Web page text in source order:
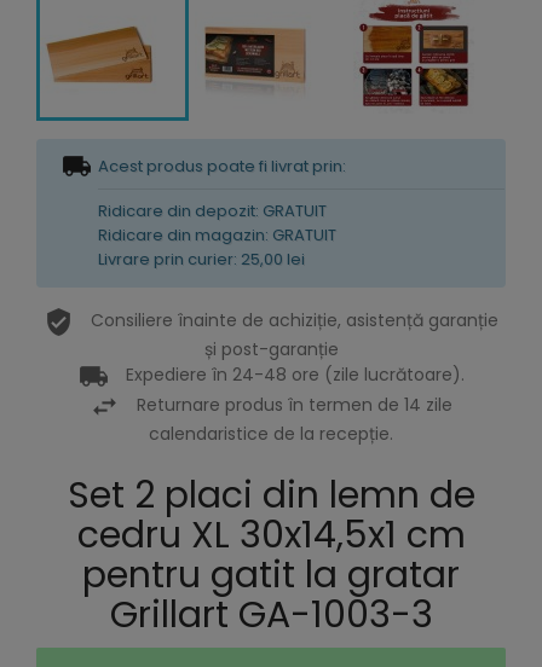
Acest produs poate fi livrat prin:
Ridicare din depozit: GRATUIT
Ridicare din magazin: GRATUIT
Livrare prin curier: 25,00 lei
Consiliere înainte de achiziție, asistență garanție
și post-garanție
Expediere în 24-48 ore (zile lucrătoare).
Returnare produs în termen de 14 zile
calendaristice de la recepție.
Set 2 placi din lemn de
cedru XL 30x14,5x1 cm
pentru gatit la gratar
Grillart GA-1003-3